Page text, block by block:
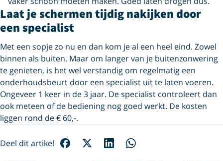
Laat je schermen tijdig nakijken door
een specialist
Met een sopje zo nu en dan kom je al een heel eind. Zowel
binnen als buiten. Maar om langer van je buitenzonwering
te genieten, is het wel verstandig om regelmatig een
onderhoudsbeurt door een specialist uit te laten voeren.
Ongeveer 1 keer in de 3 jaar. De specialist controleert dan
ook meteen of de bediening nog goed werkt. De kosten
liggen rond de € 60,-.
Deel dit artikel